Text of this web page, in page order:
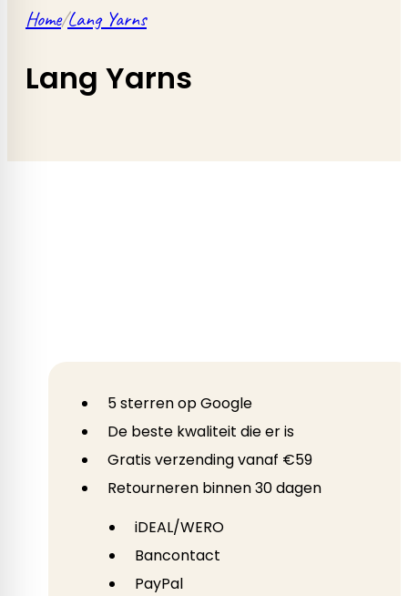
Home/Lang Yarns
Lang Yarns
5 sterren op Google
De beste kwaliteit die er is
Gratis verzending vanaf €59
Retourneren binnen 30 dagen
iDEAL/WERO
Bancontact
PayPal